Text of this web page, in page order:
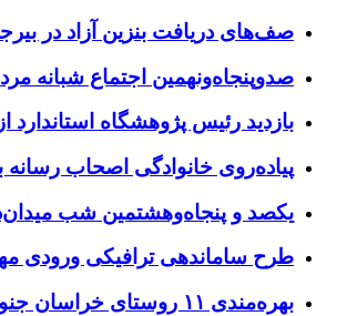
صف‌های دریافت بنزین آزاد در
صدوپنجاه‌ونهمین اجتماع شبانه مردم خراسان
بازدید رئیس پژوهشگاه
پیاده‌روی خانوادگی اصحاب رسانه
یکصد و پنجاه‌وهشتمین شب
طرح ساماندهی ترافیکی ورودی
بهره‌مندی ۱۱ روستای خراسان جنوبی از راه آسفالته در چهار ماهه نخست سال ۱۴۰۵